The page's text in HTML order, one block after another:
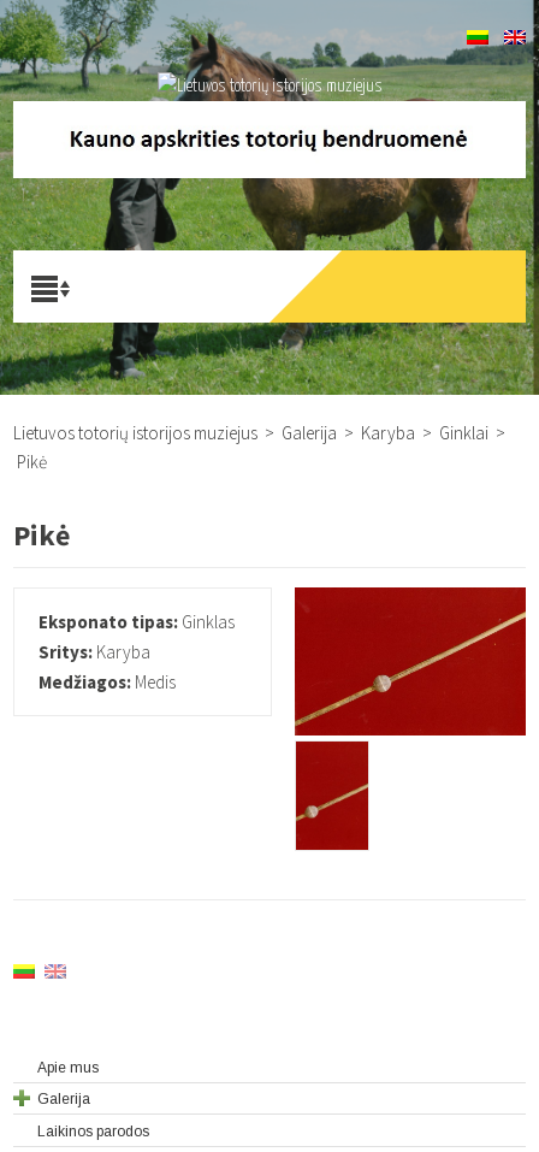
Lietuvos totorių istorijos muziejus > Galerija > Karyba > Ginklai >
Pikė
Pikė
Eksponato tipas: Ginklas
Sritys: Karyba
Medžiagos: Medis
Apie mus
Galerija
Laikinos parodos